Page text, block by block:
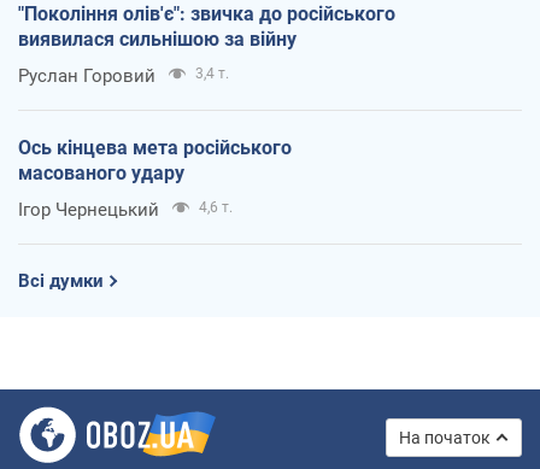
"Покоління олів'є": звичка до російського
виявилася сильнішою за війну
Руслан Горовий 3,4 т.
Ось кінцева мета російського
масованого удару
Ігор Чернецький 4,6 т.
Всі думки
На початок